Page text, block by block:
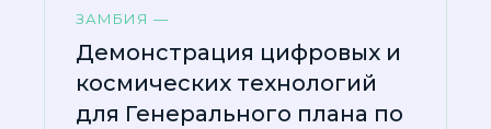
ЗАМБИЯ —
Демонстрация цифровых и
космических технологий
для Генерального плана по